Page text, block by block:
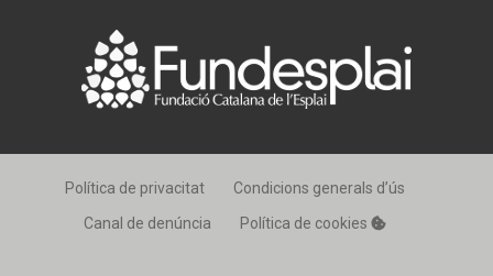
Política de privacitat
Condicions generals d’ús
Canal de denúncia
Política de cookies